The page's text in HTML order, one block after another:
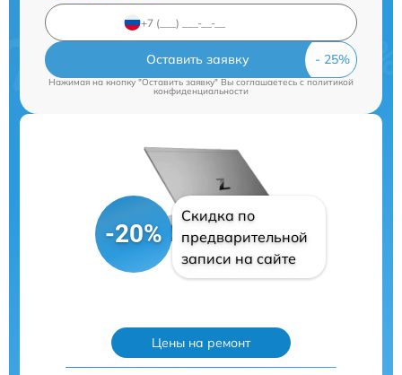
Оставить заявку
Нажимая на кнопку "Оставить заявку" Вы соглашаетесь cполитикой
конфиденциальности
-20%
Скидка по
предварительной
записи на сайте
Цены на ремонт